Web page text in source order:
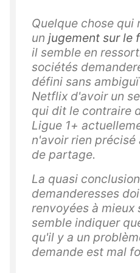
Quelque chose qui
un jugement sur le
il semble en
sociétés
défini sans
Netflix d'avoir un
qui dit le contraire
Ligue 1+
n'avoir rien
de partage.
La quasi
demanderesses
renvoyées à mieux
semble indiquer
qu'il y a un
demande est mal